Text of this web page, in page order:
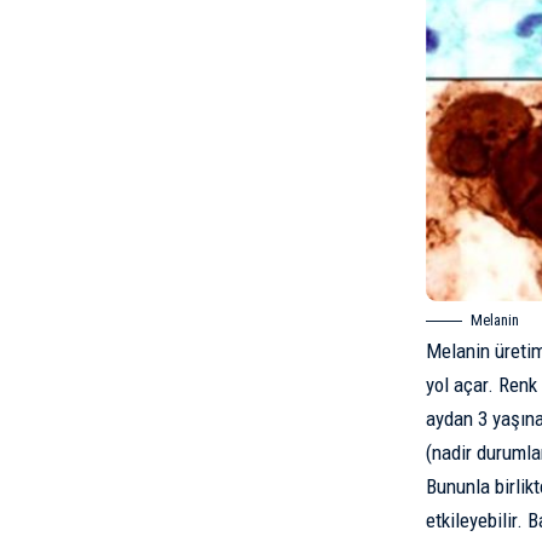
Melanin
Melanin
yol açar.
aydan 3
(nadir
Bununla
etkileyebilir.